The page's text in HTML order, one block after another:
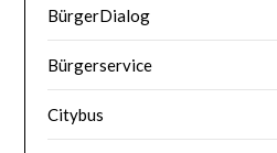
BürgerDialog
Bürgerservice
Citybus